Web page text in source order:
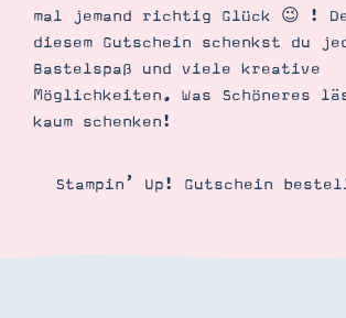
Angebote
Demonstrator werden
Gutscheine
Über mich
Über Stampin’ Up!
mal jemand richtig Glück 😉 !
diesem Gutschein schenkst du
Bastelspaß und viele kreative
Möglichkeiten. Was Schöneres
kaum schenken!
Stampin’ Up! Gutschein